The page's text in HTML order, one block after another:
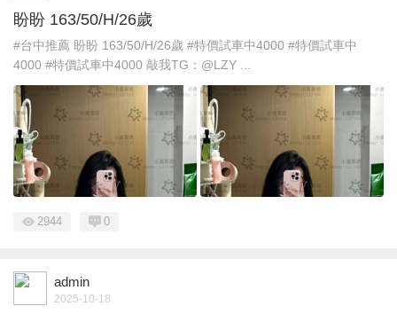
盼盼 163/50/H/26歲
#台中推薦 盼盼 163/50/H/26歲 #特價試車中4000 #特價試車中
4000 #特價試車中4000 敲我TG：@LZY ...
2944 0
admin
2025-10-18